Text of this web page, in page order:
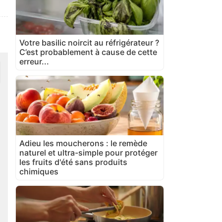
Votre basilic noircit au réfrigérateur ?
C’est probablement à cause de cette
erreur...
Adieu les moucherons : le remède
naturel et ultra-simple pour protéger
les fruits d'été sans produits
chimiques